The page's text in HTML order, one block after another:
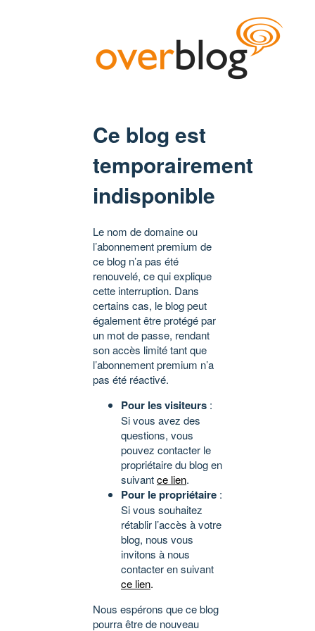
Ce blog est
temporairement
indisponible
Le nom de domaine ou
l’abonnement premium de
ce blog n’a pas été
renouvelé, ce qui explique
cette interruption. Dans
certains cas, le blog peut
également être protégé par
un mot de passe, rendant
son accès limité tant que
l’abonnement premium n’a
pas été réactivé.
Pour les visiteurs :
Si vous avez des
questions, vous
pouvez contacter le
propriétaire du blog en
suivantce lien.
Pour le propriétaire :
Si vous souhaitez
rétablir l’accès à votre
blog, nous vous
invitons à nous
contacter en suivant
ce lien.
Nous espérons que ce blog
pourra être de nouveau